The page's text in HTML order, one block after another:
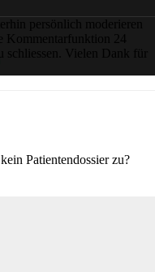
persönlich moderieren
Kommentarfunktion 24
Vielen Dank für
Patientendossier zu?